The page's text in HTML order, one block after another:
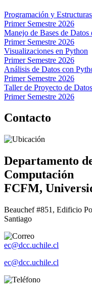
Programación y
Primer Semestre 2026
Manejo de Bases de Datos
Primer Semestre 2026
Visualizaciones en Python
Primer Semestre 2026
Análisis de Datos con
Primer Semestre 2026
Taller de Proyecto de Datos
Primer Semestre 2026
Contacto
Departamento
Computación
FCFM,
Beauchef #851, Edificio
Santiago
ec@dcc.uchile.cl
ec@dcc.uchile.cl